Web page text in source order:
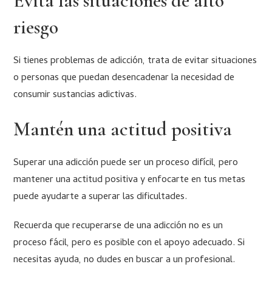
riesgo
Si tienes problemas de adicción, trata de evitar situaciones
o personas que puedan desencadenar la necesidad de
consumir sustancias adictivas.
Mantén una actitud positiva
Superar una adicción puede ser un proceso difícil, pero
mantener una actitud positiva y enfocarte en tus metas
puede ayudarte a superar las dificultades.
Recuerda que recuperarse de una adicción no es un
proceso fácil, pero es posible con el apoyo adecuado. Si
necesitas ayuda, no dudes en buscar a un profesional.